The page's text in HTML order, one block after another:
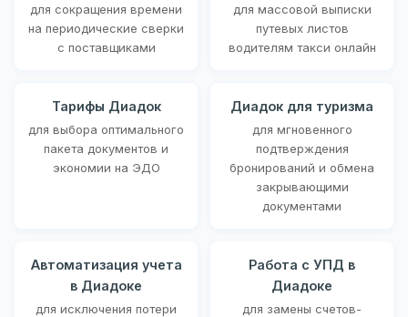
для сокращения времени
на периодические сверки
с поставщиками
для массовой выписки
путевых листов
водителям такси онлайн
Тарифы Диадок
для выбора оптимального
пакета документов и
экономии на ЭДО
Диадок для туризма
для мгновенного
подтверждения
бронирований и обмена
закрывающими
документами
Автоматизация учета
в Диадоке
для исключения потери
Работа с УПД в
Диадоке
для замены счетов-